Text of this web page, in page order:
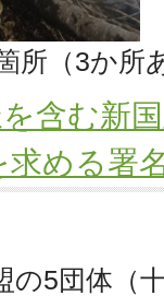
所（3か所
含む新
める署
の5団体（